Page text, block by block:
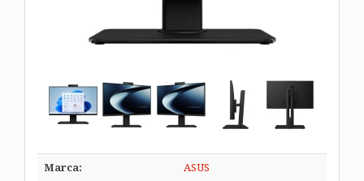
Marca: ASUS